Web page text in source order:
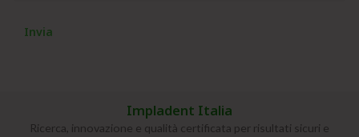
Impladent Italia
Ricerca, innovazione e qualità certificata per risultati sicuri e